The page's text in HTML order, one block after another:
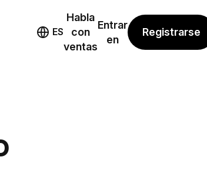
ES
Habla
con
ventas
Entrar
en
Registrarse